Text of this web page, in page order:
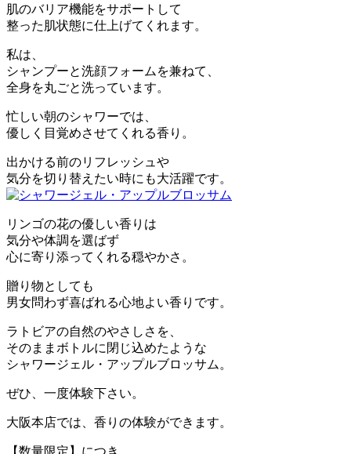
肌のバリア機能をサポートして
整った肌状態に仕上げてくれます。
私は、
シャンプーと洗顔フォームを兼ねて、
全身を丸ごと洗っています。
忙しい朝のシャワーでは、
優しく目覚めさせてくれる香り。
出かける前のリフレッシュや
気分を切り替えたい時にも大活躍です。
リンゴの花の優しい香りは
気分や体調を選ばず
心に寄り添ってくれる穏やかさ。
贈り物としても
男女問わず喜ばれる心地よい香りです。
ラトビアの自然のやさしさを、
そのままボトルに閉じ込めたような
シャワージェル・アップルブロッサム。
ぜひ、一度体験下さい。
大阪本店では、香りの体験ができます。